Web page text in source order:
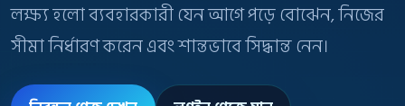
লক্ষ্য হলো ব্যবহারকারী যেন আগে পড়ে বোঝেন, নিজের
সীমা নির্ধারণ করেন এবং শান্তভাবে সিদ্ধান্ত নেন।